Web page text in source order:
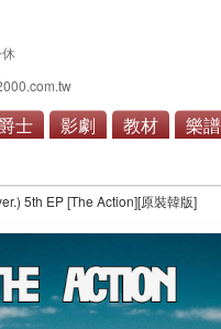
士 影劇 教材 樂譜
5th EP [The Action][原裝韓版]